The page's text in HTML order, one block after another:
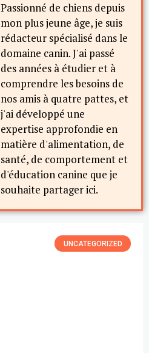
Passionné de chiens depuis
mon plus jeune âge, je suis
rédacteur spécialisé dans le
domaine canin. J'ai passé
des années à étudier et à
comprendre les besoins de
nos amis à quatre pattes, et
j'ai développé une
expertise approfondie en
matière d'alimentation, de
santé, de comportement et
d'éducation canine que je
souhaite partager ici.
UNCATEGORIZED